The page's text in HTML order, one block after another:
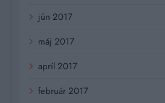
jún 2017
máj 2017
apríl 2017
február 2017